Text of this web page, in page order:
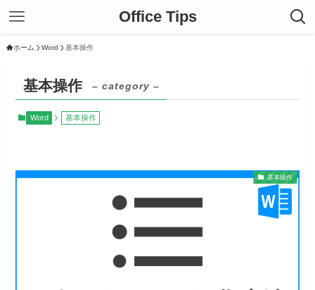
Office Tips
ホーム Word 基本操作
基本操作 – category –
Word 基本操作
基本操作